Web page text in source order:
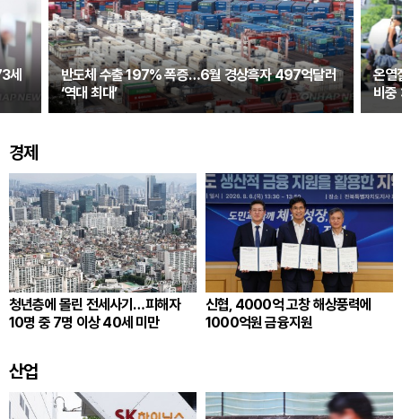
세
반도체 수출 197% 폭증…6월 경상흑자 497억달러
‘역대 최대’
온열
비중
경제
청년층에 몰린 전세사기…피해자
10명 중 7명 이상 40세 미만
신협, 4000억 고창 해상풍력에
1000억원 금융지원
산업